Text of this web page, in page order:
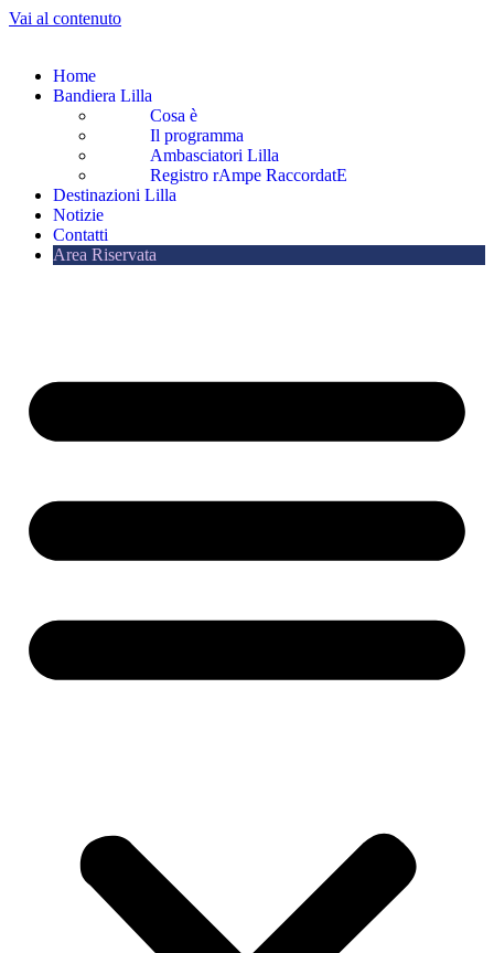
Vai al contenuto
Home
Bandiera Lilla
Cosa è
Il programma
Ambasciatori Lilla
Registro rAmpe RaccordatE
Destinazioni Lilla
Notizie
Contatti
Area Riservata